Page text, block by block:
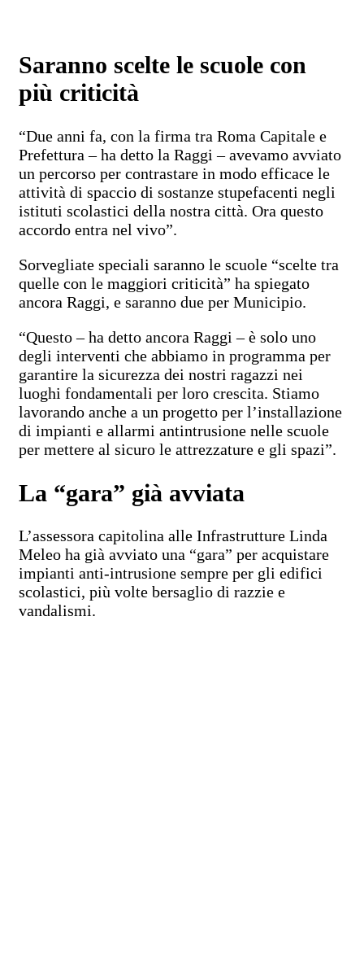
Saranno scelte le scuole con
più criticità
“Due anni fa, con la firma tra Roma Capitale e
Prefettura – ha detto la Raggi – avevamo avviato
un percorso per contrastare in modo efficace le
attività di spaccio di sostanze stupefacenti negli
istituti scolastici della nostra città. Ora questo
accordo entra nel vivo”.
Sorvegliate speciali saranno le scuole “scelte tra
quelle con le maggiori criticità” ha spiegato
ancora Raggi, e saranno due per Municipio.
“Questo – ha detto ancora Raggi – è solo uno
degli interventi che abbiamo in programma per
garantire la sicurezza dei nostri ragazzi nei
luoghi fondamentali per loro crescita. Stiamo
lavorando anche a un progetto per l’installazione
di impianti e allarmi antintrusione nelle scuole
per mettere al sicuro le attrezzature e gli spazi”.
La “gara” già avviata
L’assessora capitolina alle Infrastrutture Linda
Meleo ha già avviato una “gara” per acquistare
impianti anti-intrusione sempre per gli edifici
scolastici, più volte bersaglio di razzie e
vandalismi.